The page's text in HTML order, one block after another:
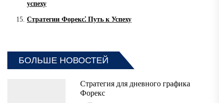
успеху
Стратегии Форекс⁚ Путь к Успеху
БОЛЬШЕ НОВОСТЕЙ
Стратегия для дневного графика
Форекс